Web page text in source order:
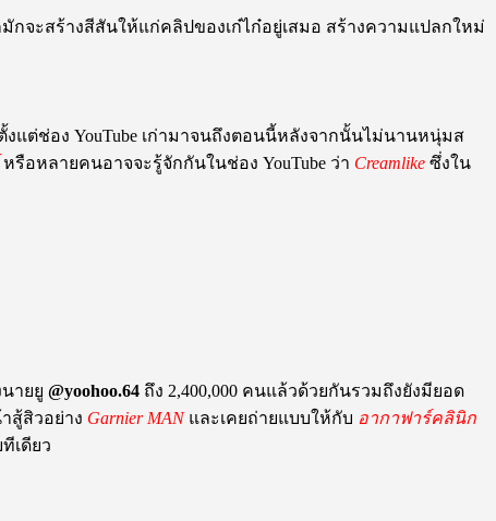
จะสร้างสีสันให้แก่คลิปของเก๋ไก๋อยู่เสมอ สร้างความแปลกใหม่
งแต่ช่อง YouTube เก่ามาจนถึงตอนนี้หลังจากนั้นไม่นานหนุ่มส
หรือหลายคนอาจจะรู้จักกันในช่อง YouTube ว่า Creamlike ซึ่งใน
ายยู @yoohoo.64 ถึง 2,400,000 คนแล้วด้วยกันรวมถึงยังมียอด
สู้สิวอย่าง Garnier MANและเคยถ่ายแบบให้กับ อากาฟาร์คลินิก
เดียว